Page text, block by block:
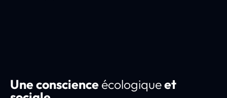
Une conscienceécologiqueet